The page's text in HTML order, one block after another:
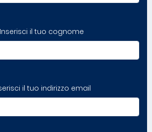
Inserisci il tuo cognome
il tuo indirizzo email